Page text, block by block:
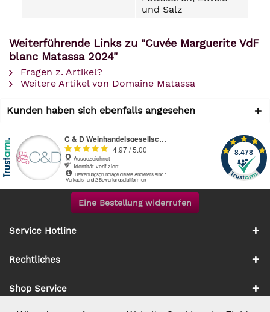
und Salz
Weiterführende Links zu "Cuvée Marguerite VdF
blanc Matassa 2024"
Fragen z. Artikel?
Weitere Artikel von Domaine Matassa
Kunden haben sich ebenfalls angesehen
Eine Bestellung widerrufen
Service Hotline
Rechtliches
Shop Service